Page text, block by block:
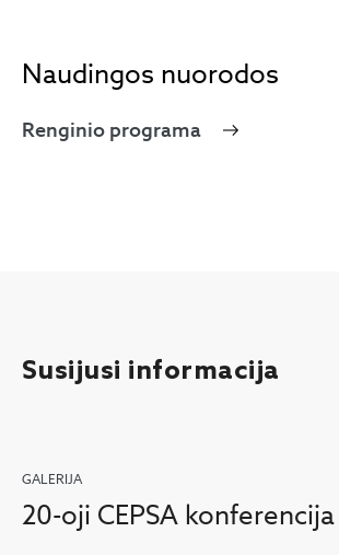
Naudingos nuorodos
Renginio programa
Susijusi informacija
GALERIJA
20-oji CEPSA konferencija